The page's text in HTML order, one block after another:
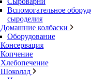
Вспомогательное
сыроделия
Домашние колбаски
Оборудование
Консервация
Копчение
Хлебопечение
Шоколад